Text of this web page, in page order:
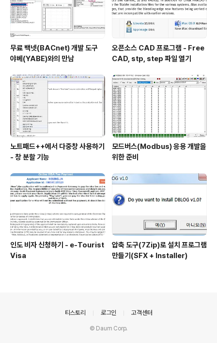
무료 백넷(BACnet) 개발 도구
야베(YABE)와의 만남
오픈소스 CAD 프로그램 - Free
CAD, stp, step 파일 열기
노트패드++에서 다중창 사용하기
- 창 분할 기능
모드버스(Modbus) 응용 개발을
위한 준비
인도 비자 신청하기 - e-Tourist
Visa
압축 도구(7Zip)로 설치 프로그램
만들기(SFX + Installer)
티스토리 로그인 고객센터
© Daum Corp.